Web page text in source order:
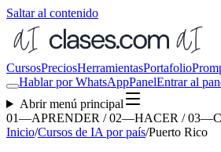
Saltar al contenido
CursosPreciosHerramientasPortafolio
Hablar por WhatsAppPanelEntrar al
Abrir menú principal
01—APRENDER / 02—HACER /
Inicio/Cursos de IA por país/Puerto Rico